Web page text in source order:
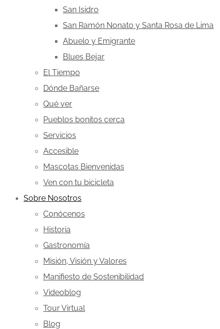
San Isidro
San Ramón Nonato y Santa Rosa de Lima
Abuelo y Emigrante
Blues Bejar
El Tiempo
Dónde Bañarse
Qué ver
Pueblos bonitos cerca
Servicios
Accesible
Mascotas Bienvenidas
Ven con tu bicicleta
Sobre Nosotros
Conócenos
Historia
Gastronomía
Misión, Visión y Valores
Manifiesto de Sostenibilidad
Videoblog
Tour Virtual
Blog